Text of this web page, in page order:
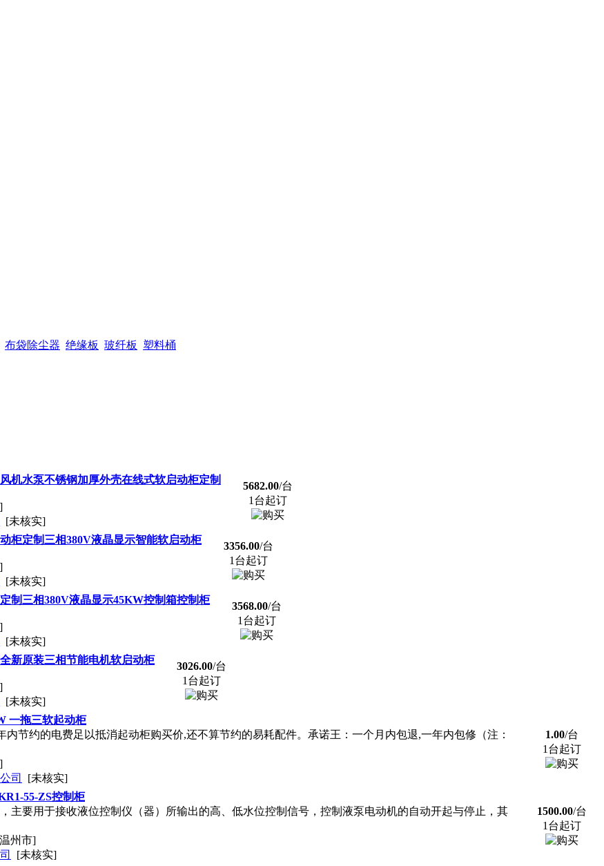
布袋除尘器 绝缘板 玻纤板
塑料桶
机水泵不锈钢加厚外壳在线式软启动柜定制
[未核实]
5682.00/台
1台起订
柜定制三相380V液晶显示智能软启动柜
[未核实]
3356.00/台
1台起订
制三相380V液晶显示45KW控制箱控制柜
[未核实]
3568.00/台
1台起订
新原装三相节能电机软启动柜
[未核实]
3026.00/台
1台起订
一拖三软起动柜
内节约的电费足以抵消起动柜购买价,还不算节约的易耗配件。承诺王：一个月内包退,一年内包修（注：
司
[未核实]
1.00/台
1台起订
55-ZS控制柜
主要用于接收液位控制仪（器）所输出的高、低水位控制信号，控制液泵电动机的自动开起与停止，其
州市]
[未核实]
1500.00/台
1台起订